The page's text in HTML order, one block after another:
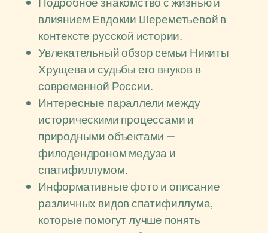
влиянием Евдокии Шереметьевой в
контексте русской истории.
Увлекательный обзор семьи Никиты
Хрущева и судьбы его внуков в
современной России.
Интересные параллели между
историческими процессами и
природными объектами —
филодендроном медуза и
спатифиллумом.
Информативные фото и описание
различных видов спатифиллума,
которые помогут лучше понять